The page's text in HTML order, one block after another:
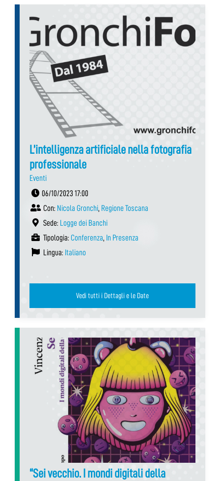
L’intelligenza artificiale nella fotografia
professionale
Eventi
06/10/2023 17:00
Con: Nicola Gronchi, Regione Toscana
Sede: Logge dei Banchi
Tipologia: Conferenza, In Presenza
Lingua: Italiano
Vedi tutti i Dettagli e le Date
“Sei vecchio. I mondi digitali della